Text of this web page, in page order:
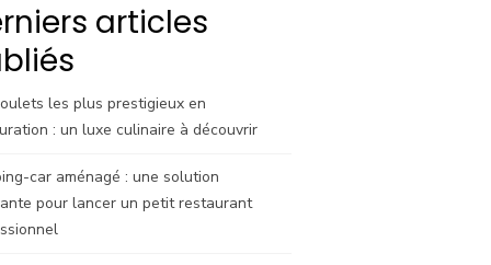
articles
les plus prestigieux en
: un luxe culinaire à découvrir
car aménagé : une solution
pour lancer un petit restaurant